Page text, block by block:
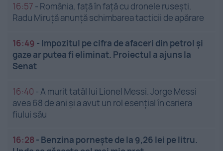
16:57 - România, față în față cu dronele rusești.
Radu Miruță anunță schimbarea tacticii de apărare
16:49 - Impozitul pe cifra de afaceri din petrol și
gaze ar putea fi eliminat. Proiectul a ajuns la
Senat
16:40 -A murit tatăl lui Lionel Messi. Jorge Messi
avea 68 de ani și a avut un rol esențial în cariera
fiului său
16:28 - Benzina pornește de la 9,26 lei pe litru.